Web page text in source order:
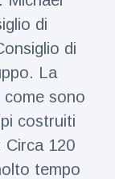
di
di
La
sono
costruiti
Circa 120
tempo